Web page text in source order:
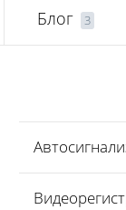
Блог 3